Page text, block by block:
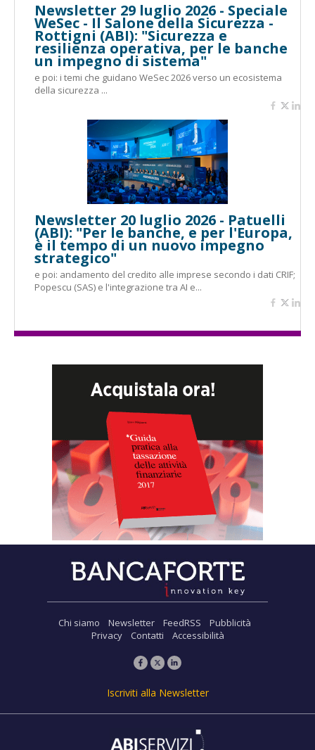
Newsletter 29 luglio 2026 - Speciale
WeSec - Il Salone della Sicurezza -
Rottigni (ABI): "Sicurezza e
resilienza operativa, per le banche
un impegno di sistema"
e poi: i temi che guidano WeSec 2026 verso un ecosistema
della sicurezza ...
Newsletter 20 luglio 2026 - Patuelli
(ABI): "Per le banche, e per l'Europa,
è il tempo di un nuovo impegno
strategico"
e poi: andamento del credito alle imprese secondo i dati CRIF;
Popescu (SAS) e l'integrazione tra AI e...
Chi siamo Newsletter FeedRSS
Pubblicità
Privacy
Contatti Accessibilità
Iscriviti alla Newsletter